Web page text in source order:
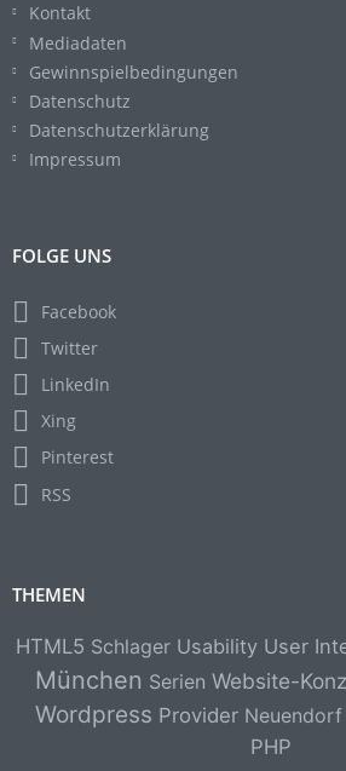
Kontakt
Mediadaten
Gewinnspielbedingungen
Datenschutz
Datenschutzerklärung
Impressum
FOLGE UNS
Facebook
Twitter
LinkedIn
Xing
Pinterest
RSS
THEMEN
HTML5 Schlager Usability User
München Serien Website-
Wordpress Provider Neuendorf
PHP